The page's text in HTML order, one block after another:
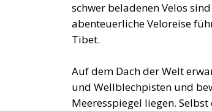
schwer beladenen Velos
abenteuerliche Veloreise
Tibet.
Auf dem Dach der Welt
und Wellblechpisten und
Meeresspiegel liegen.